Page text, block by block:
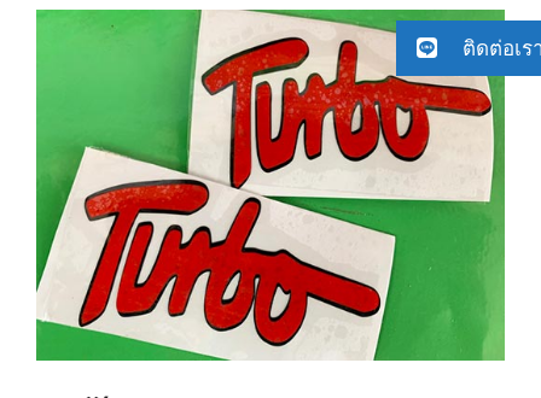
ติดต่อเร